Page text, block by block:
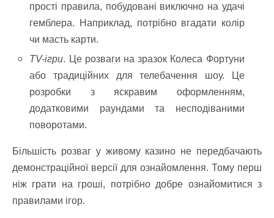
прості правила, побудовані виключно на удачі
гемблера. Наприклад, потрібно вгадати колір
чи масть карти.
TV-ігри. Це розваги на зразок Колеса Фортуни
або традиційних для телебачення шоу. Це
розробки з яскравим оформленням,
додатковими раундами та несподіваними
поворотами.
Більшість розваг у живому казино не передбачають
демонстраційної версії для ознайомлення. Тому перш
ніж грати на гроші, потрібно добре ознайомитися з
правилами ігор.